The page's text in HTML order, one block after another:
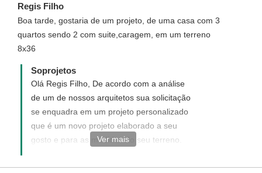
projeto espelhado. Disponha para
quaisquer dúvida.
Regis Filho
Boa tarde, gostaria de um projeto, de uma casa com 3
quartos sendo 2 com suite,caragem, em um terreno
8x36
Soprojetos
Olá Regis Filho, De acordo com a análise
de um de nossos arquitetos sua solicitação
se enquadra em um projeto personalizado
que é um novo projeto elaborado a seu
gosto e para as medidas do seu terreno.
detalhes como funciona, quais os custos e
Ver mais